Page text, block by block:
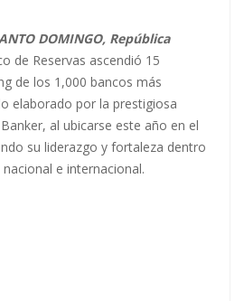
DOMINGO, República
de Reservas ascendió 15
de los 1,000 bancos más
elaborado por la prestigiosa
al ubicarse este año en el
su liderazgo y fortaleza dentro
e internacional.